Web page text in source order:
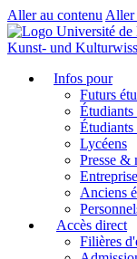
Aller au contenu Aller
Kunst- und
Infos pour
Futurs
Étudiants
Étudiants
Lycéens
Presse &
Anciens
Accès direct
Filières